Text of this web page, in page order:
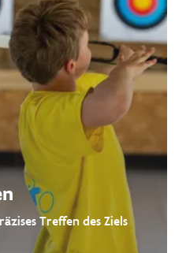
Treffen des Ziels